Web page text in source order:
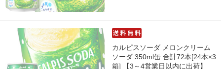
カルピスソーダ メロンクリーム
ソーダ 350ml缶 合計72本[24本×3
箱] 【3～4営業日以内に出荷】